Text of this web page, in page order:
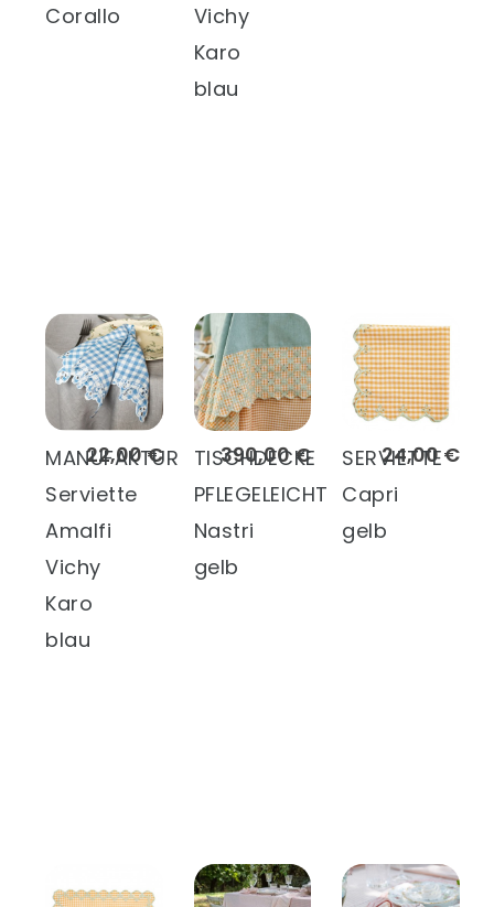
Corallo
Vichy
Karo
blau
22,00 €
MANUFAKTUR
Serviette
Amalfi
Vichy
Karo
blau
390,00 €
TISCHDECKE
PFLEGELEICHT
Nastri
gelb
24,00 €
SERVIETTE
Capri
gelb